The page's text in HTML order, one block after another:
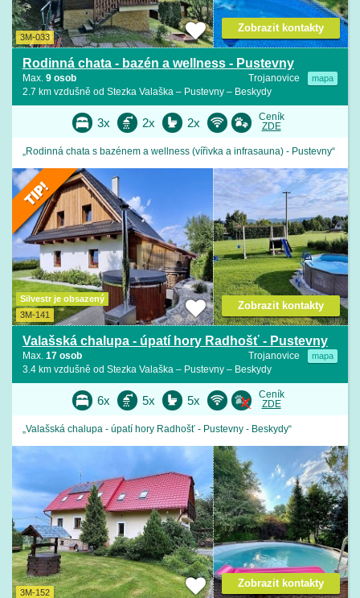
3M-033
Rodinná chata - bazén a wellness - Pustevny
Trojanovice mapa
Max. 9 osob
2.7 km vzdušně od Stezka Valaška – Pustevny – Beskydy
Zobrazit kontakty
3x 2x 2x
Ceník
ZDE
„Rodinná chata s bazénem a wellness (vířivka a infrasauna) - Pustevny“
Silvestr je obsazený
3M-141
Valašská chalupa - úpatí hory Radhošť - Pustevny
Trojanovice mapa
Max. 17 osob
3.4 km vzdušně od Stezka Valaška – Pustevny – Beskydy
Zobrazit kontakty
6x 5x 5x
Ceník
ZDE
„Valašská chalupa - úpatí hory Radhošť - Pustevny - Beskydy“
3M-152
Zobrazit kontakty